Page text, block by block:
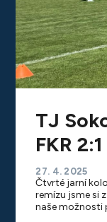
TJ
FKR
27. 4. 2025
Čtvrté jarní
remízu jsme si
naše možnosti